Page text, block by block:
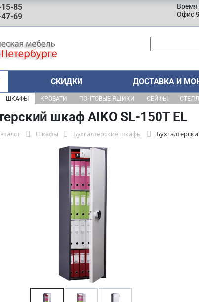
85
69
Время
Офис
СКИДКИ ДОСТАВКА И
ШКАФЫ КРОВАТИ ПОЧТОВЫЕ ЯЩИКИ СЕЙФЫ
шкаф AIKO SL-150Т EL
Шкафы Бухгалтерские шкафы